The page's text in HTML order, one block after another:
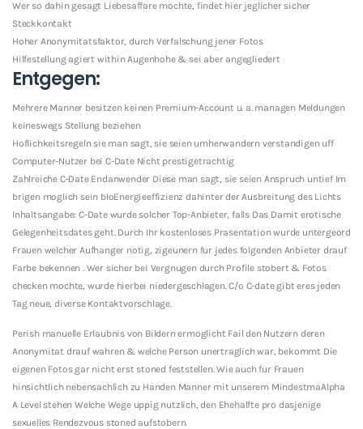
Wer so dahin gesagt Liebesaffare mochte, findet hier jeglicher sicher
Steckkontakt
Hoher Anonymitatsfaktor, durch Verfalschung jener Fotos
Hilfestellung agiert within Augenhohe & sei aber angegliedert
Entgegen:
Mehrere Manner besitzen keinen Premium-Account u. a. managen Meldungen
keineswegs Stellung beziehen
Hoflichkeitsregeln sie man sagt, sie seien umherwandern verstandigen uff
Computer-Nutzer bei C-Date Nicht prestigetrachtig
Zahlreiche C-Date Endanwender Diese man sagt, sie seien Anspruch untief Im
brigen moglich sein bloEnergieeffizienz dahinter der Ausbreitung des Lichts
Inhaltsangabe: C-Date wurde solcher Top-Anbieter, falls Das Damit erotische
Gelegenheitsdates geht. Durch Ihr kostenloses Prasentation wurde untergeord
Frauen welcher Aufhanger notig, zigeunern fur jedes folgenden Anbieter drauf
Farbe bekennen . Wer sicher bei Vergnugen durch Profile stobert & Fotos
checken mochte, wurde hierbei niedergeschlagen. C/o C-date gibt eres jeden
Tag neue, diverse Kontaktvorschlage.
Perish manuelle Erlaubnis von Bildern ermoglicht Fail den Nutzern deren
Anonymitat drauf wahren & welche Person unertraglich war, bekommt Die
eigenen Fotos gar nicht erst stoned feststellen. Wie auch fur Frauen
hinsichtlich nebensachlich zu Handen Manner mit unserem MindestmaAlpha
A Level stehen Welche Wege uppig nutzlich, den Ehehalfte pro dasjenige
sexuelles Rendezvous stoned aufstobern.